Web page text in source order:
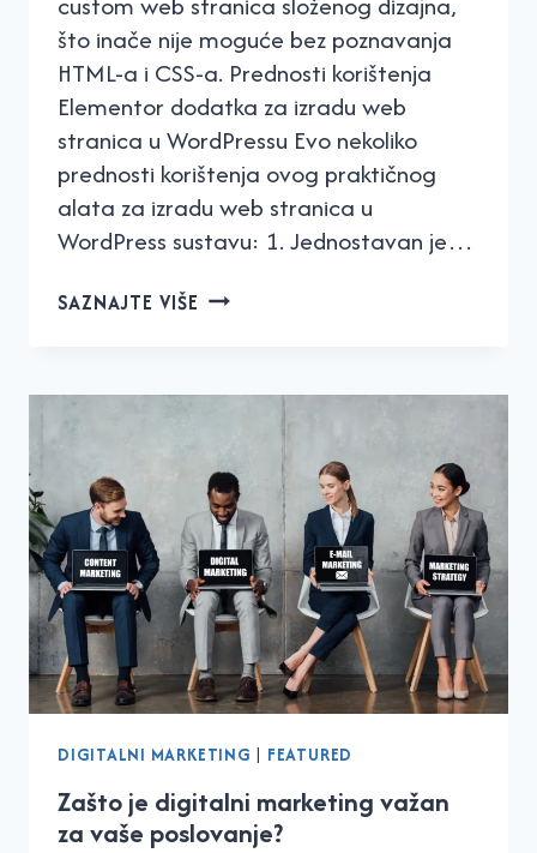
što inače nije moguće bez poznavanja
HTML-a i CSS-a. Prednosti korištenja
Elementor dodatka za izradu web
stranica u WordPressu Evo nekoliko
prednosti korištenja ovog praktičnog
alata za izradu web stranica u
WordPress sustavu: 1. Jednostavan je…
SAZNAJTE VIŠE SAZNAJTE
NAJPOPULARNIJI
IZRADU
WORDPRESS
STRANICA!
DIGITALNI MARKETING | FEATURED
Zašto je digitalni marketing važan
za vaše poslovanje?